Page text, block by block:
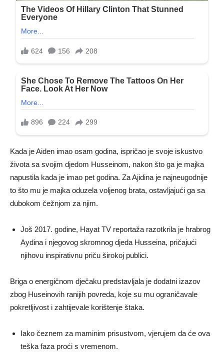
Kada je Aiden imao osam godina, ispričao je svoje iskustvo
života sa svojim djedom Husseinom, nakon što ga je majka
napustila kada je imao pet godina. Za Ajidina je najneugodnije
to što mu je majka oduzela voljenog brata, ostavljajući ga sa
dubokom čežnjom za njim.
Još 2017. godine, Hayat TV reportaža razotkrila je hrabrog
Aydina i njegovog skromnog djeda Husseina, pričajući
njihovu inspirativnu priču širokoj publici.
Briga o energičnom dječaku predstavljala je dodatni izazov
zbog Huseinovih ranijih povreda, koje su mu ograničavale
pokretljivost i zahtijevale korištenje štaka.
Iako čeznem za maminim prisustvom, vjerujem da će ova
teška faza proći s vremenom.